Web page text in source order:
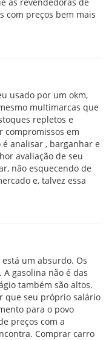
as revendedoras de
com preços bem mais
usado por um okm,
multimarcas que
repletos e
compromissos em
analisar , barganhar e
avaliação de seu
não esquecendo de
e, talvez essa
um absurdo. Os
gasolina não é das
também são altos.
que seu próprio salário
para o povo
preços com a
Comprar carro